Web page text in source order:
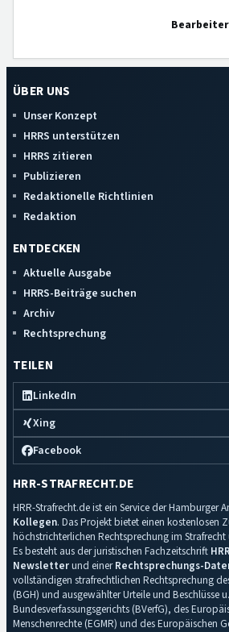
ÜBER UNS
Unser Konzept
HRRS unterstützen
HRRS zitieren
Publizieren
Redaktionelle Richtlinien
Redaktion
ENTDECKEN
Aktuelle Ausgabe
HRRS-Beiträge suchen
Archiv
Rechtsprechung
TEILEN
LinkedIn
Xing
Facebook
HRR-STRAFRECHT.DE
HRR-Strafrecht.de ist ein Service der Hamburger
Kollegen. Das Projekt bietet einen kostenlosen
höchstrichterlichen Rechtsprechung im Strafrecht
Es besteht aus der juristischen Fachzeitschrift
Newsletterund einerRechtsprechungs-
vollständigen strafrechtlichen Rechtsprechung
(BGH) und ausgewählter Urteile und Beschlüsse
Bundesverfassungsgerichts (BVerfG), des
Menschenrechte (EGMR) und des Europäischen